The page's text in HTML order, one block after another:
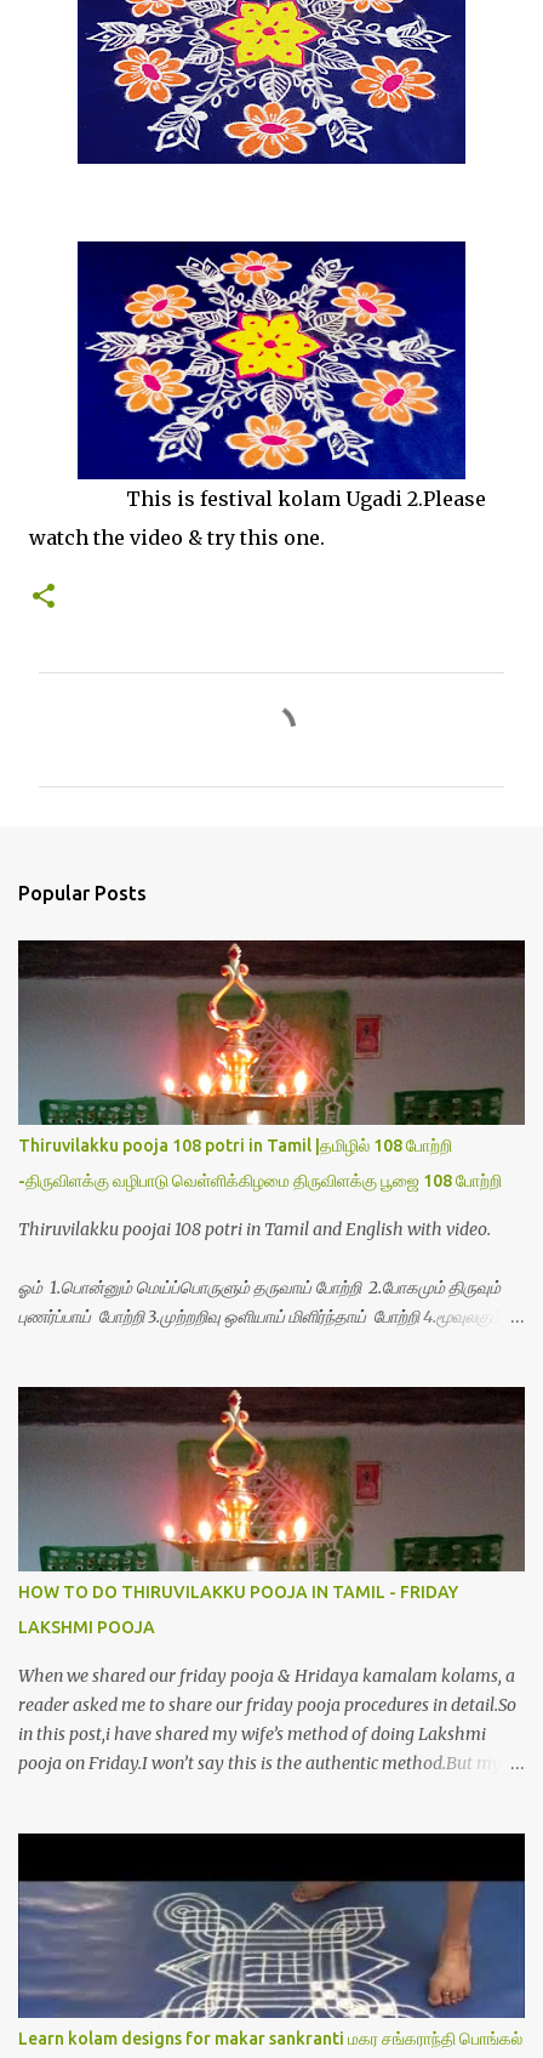
This is festival kolam Ugadi 2.Please
watch the video & try this one.
s
Popular Posts
Thiruvilakku pooja 108 potri in Tamil |தமிழில் 108 போற்றி
-திருவிளக்கு வழிபாடு வெள்ளிக்கிழமை திருவிளக்கு பூஜை 108 போற்றி
Thiruvilakku poojai 108 potri in Tamil and English with video.
ஓம் 1.பொன்னும் மெய்ப்பொருளும் தருவாய் போற்றி 2.போகமும் திருவும்
புணர்ப்பாய் போற்றி 3.முற்றறிவு ஒளியாய் மிளிர்ந்தாய் போற்றி 4.மூவுலகும்
8.பிறர்வயமாகா பெரியோய் போற்றி 9.பேரின்பப் பெருக்காய் பொலிந்தாய்
போற்றி 10.பேரருட்கடலாம் பேரரு...
HOW TO DO THIRUVILAKKU POOJA IN TAMIL - FRIDAY
LAKSHMI POOJA
When we shared our friday pooja & Hridaya kamalam kolams, a
reader asked me to share our friday pooja procedures in detail.So
in this post,i have shared my wife’s method of doing Lakshmi
pooja on Friday.I won’t say this is the authentic method.But my
Lakshmi poojai with Thiruvilakku poojai
kolam,Hridayakamalam kolam and thiruvilakku pooja
stotram/slokas along with 108 potri in tamil. i.e Archanai slokam
in Tamil.I have tried my best to explain the pooja procedures.Hope
u will find it helpful.I have attached all the sloka pictures from our
book “ Jayamangala sthothram”. I have also typed the Shodasha
Learn kolam designs for makar sankranti மகர சங்கராந்தி பொங்கல்